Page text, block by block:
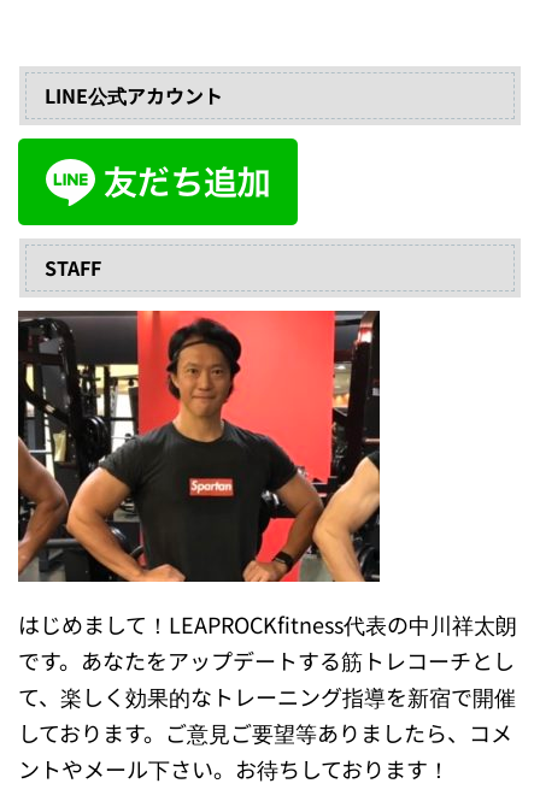
LINE公式アカウント
STAFF
はじめまして！LEAPROCKfitness代表の中川祥太朗
です。あなたをアップデートする筋トレコーチとし
て、楽しく効果的なトレーニング指導を新宿で開催
しております。ご意見ご要望等ありましたら、コメ
ントやメール下さい。お待ちしております！